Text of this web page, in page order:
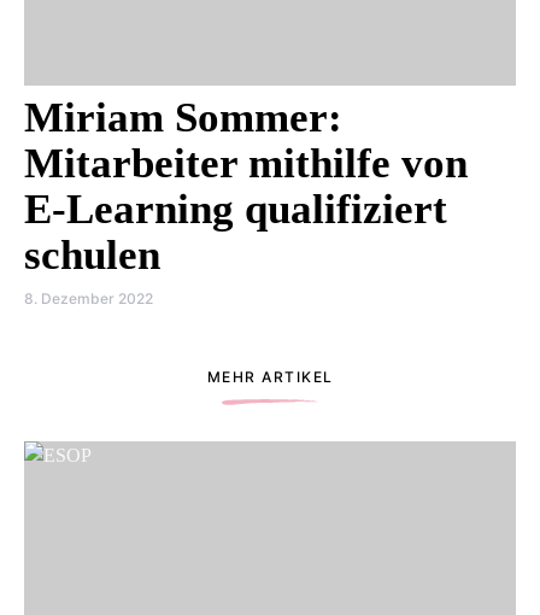
Miriam Sommer:
Mitarbeiter mithilfe von
E-Learning qualifiziert
schulen
8. Dezember 2022
MEHR ARTIKEL